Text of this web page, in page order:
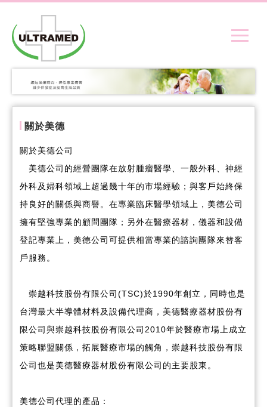
關於美德
關於美德公司
美德公司的經營團隊在放射腫瘤醫學、一般外科、神經
外科及婦科領域上超過幾十年的市場經驗；與客戶始終保
持良好的關係與商譽。在專業臨床醫學領域上，美德公司
擁有堅強專業的顧問團隊；另外在醫療器材，儀器和設備
登記專業上，美德公司可提供相當專業的諮詢團隊來替客
戶服務。
崇越科技股份有限公司(TSC)於1990年創立，同時也是
台灣最大半導體材料及設備代理商，美德醫療器材股份有
限公司與崇越科技股份有限公司2010年於醫療市場上成立
策略聯盟關係，拓展醫療市場的觸角，崇越科技股份有限
公司也是美德醫療器材股份有限公司的主要股東。
美德公司代理的產品：